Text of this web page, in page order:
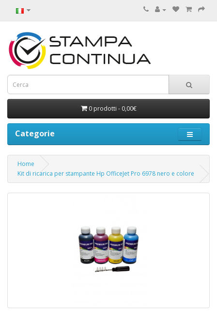
0 prodotti - 0,00€
Categorie
Home
Kit di ricarica per stampante Hp OfficeJet Pro 6978 nero e colore